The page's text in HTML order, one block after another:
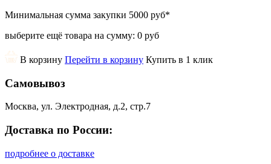
Минимальная сумма закупки 5000 руб*
выберите ещё товара на сумму: 0 руб
В корзину Перейти в корзину Купить в 1 клик
Самовывоз
Москва, ул. Электродная, д.2, стр.7
Доставка по России:
подробнее о доставке